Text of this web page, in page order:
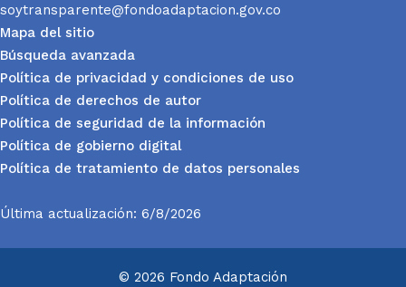
soytransparente@fondoadaptacion.gov.co
Mapa del sitio
Búsqueda avanzada
Política de privacidad y condiciones de uso
Política de derechos de autor
Política de seguridad de la información
Política de gobierno digital
Política de tratamiento de datos personales
Última actualización: 6/8/2026
© 2026 Fondo Adaptación